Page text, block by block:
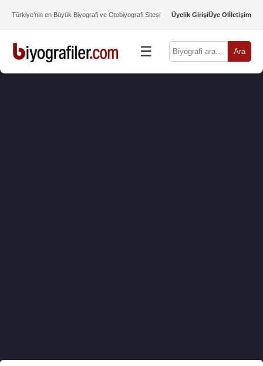
Türkiye’nin en Büyük Biyografi ve Otobiyografi Sitesi Üyelik GirişiÜye Olİletişim
☰ Ara